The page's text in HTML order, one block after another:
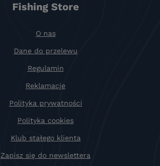
Fishing Store
O nas
Dane do przelewu
Regulamin
Reklamacje
Polityka prywatności
Polityka cookies
Klub stałego klienta
Zapisz się do newslettera